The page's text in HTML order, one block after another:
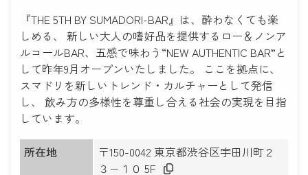
『THE 5TH BY SUMADORI-BAR』は、酔わなくても楽
しめる、 新しい大人の嗜好品を提供するロー＆ノンア
ルコールBAR、五感で味わう“NEW AUTHENTIC BAR”と
して昨年9月オープンいたしました。 ここを拠点に、
スマドリを新しいトレンド・カルチャーとして発信
し、 飲み方の多様性を尊重し合える社会の実現を目指
しています。
所在地
〒150-0042 東京都渋谷区宇田川町２
３−１０ 5F